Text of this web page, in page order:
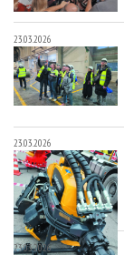
23.03.2026
23.03.2026
23.03.2026